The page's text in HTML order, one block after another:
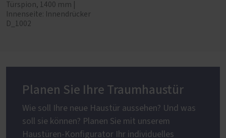
Türspion, 1400 mm |
Innenseite: Innendrücker
D_1002
Planen Sie Ihre Traumhaustür
Wie soll Ihre neue Haustür aussehen? Und was
soll sie können? Planen Sie mit unserem
Haustüren-Konfigurator Ihr individuelles